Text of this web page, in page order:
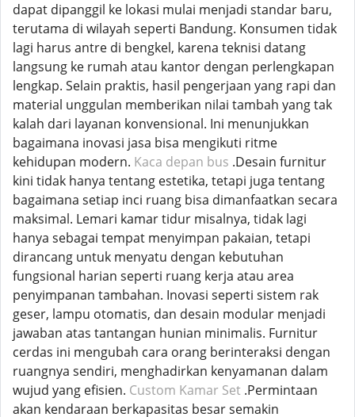
dapat dipanggil ke lokasi mulai menjadi standar baru,
terutama di wilayah seperti Bandung. Konsumen tidak
lagi harus antre di bengkel, karena teknisi datang
langsung ke rumah atau kantor dengan perlengkapan
lengkap. Selain praktis, hasil pengerjaan yang rapi dan
material unggulan memberikan nilai tambah yang tak
kalah dari layanan konvensional. Ini menunjukkan
bagaimana inovasi jasa bisa mengikuti ritme
kehidupan modern. Kaca depan bus .Desain furnitur
kini tidak hanya tentang estetika, tetapi juga tentang
bagaimana setiap inci ruang bisa dimanfaatkan secara
maksimal. Lemari kamar tidur misalnya, tidak lagi
hanya sebagai tempat menyimpan pakaian, tetapi
dirancang untuk menyatu dengan kebutuhan
fungsional harian seperti ruang kerja atau area
penyimpanan tambahan. Inovasi seperti sistem rak
geser, lampu otomatis, dan desain modular menjadi
jawaban atas tantangan hunian minimalis. Furnitur
cerdas ini mengubah cara orang berinteraksi dengan
ruangnya sendiri, menghadirkan kenyamanan dalam
wujud yang efisien. Custom Kamar Set .Permintaan
akan kendaraan berkapasitas besar semakin